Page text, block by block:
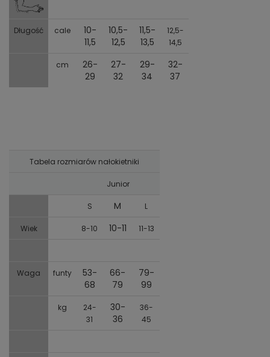
Długość cale
10-
11,5
10,5-
12,5
11,5-
13,5
12,5-
14,5
cm
26-
29
27-
32
29-
34
32-
37
Tabela rozmiarów nałokietniki
Junior
S M L
Wiek 8-10 10-11 11-13
Waga funty
53-
68
66-
79
79-
99
kg
24-
31
30-
36
36-
45